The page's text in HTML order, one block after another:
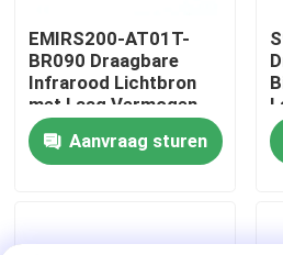
Neem contact met ons op
Nieuws
Elektrochemische Gassensor
EMIRS200-AT01T-
BR090 Draagbare
Infrarood Lichtbron
met Laag Vermogen
voor Draagbare
Gasanalyseapparaten
Aanvraag sturen